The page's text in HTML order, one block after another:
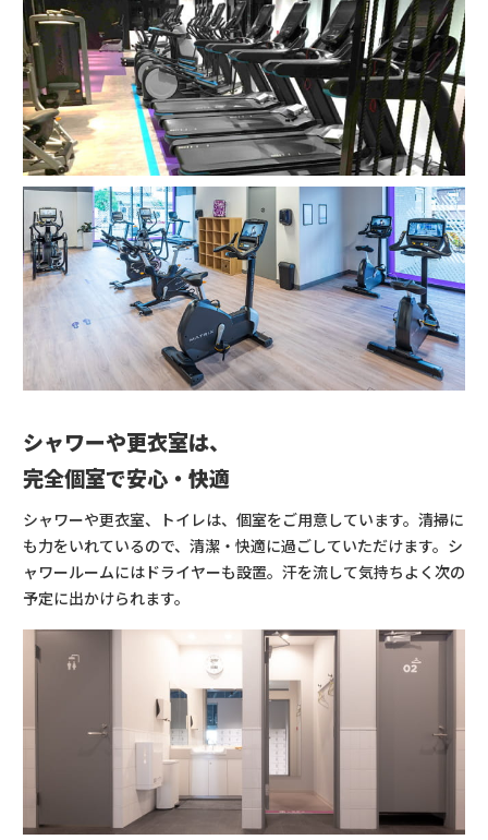
シャワーや更衣室は、
完全個室で安心・快適
シャワーや更衣室、トイレは、個室をご用意しています。清掃に
も力をいれているので、清潔・快適に過ごしていただけます。シ
ャワールームにはドライヤーも設置。汗を流して気持ちよく次の
予定に出かけられます。